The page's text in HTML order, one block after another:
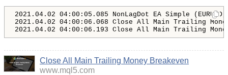
2021.04.02 04:00:05.085 NonLagDot EA Simple
2021.04.02 04:00:06.068 Close All Main Trailing
Close All Main Trailing Money Breakeven
www.mql5.com